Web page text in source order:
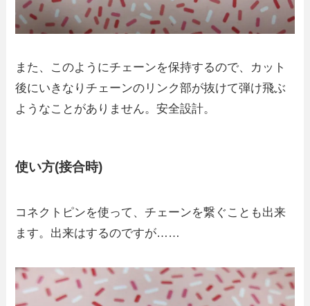
また、このようにチェーンを保持するので、カット
後にいきなりチェーンのリンク部が抜けて弾け飛ぶ
ようなことがありません。安全設計。
使い方(接合時)
コネクトピンを使って、チェーンを繋ぐことも出来
ます。出来はするのですが……